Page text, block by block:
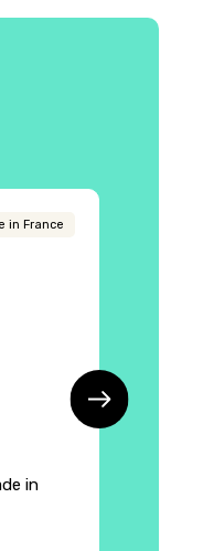
in France
in